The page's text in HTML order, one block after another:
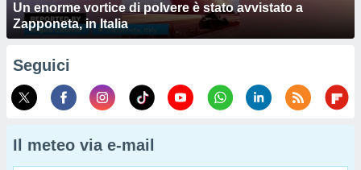
Un enorme vortice di polvere è stato avvistato a
Zapponeta, in Italia
Seguici
Il meteo via e-mail